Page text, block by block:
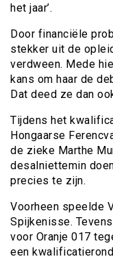
het jaar’.
Door financiële
stekker uit de
verdween. Mede
kans om haar de
Dat deed ze dan
Tijdens het
Hongaarse
de zieke Marthe
desalniettemin
precies te zijn.
Voorheen speelde
Spijkenisse.
voor Oranje 017
een